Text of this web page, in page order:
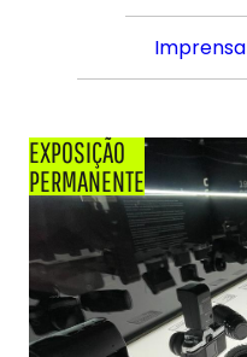
Imprensa
EXPOSIÇÃO
PERMANENTE